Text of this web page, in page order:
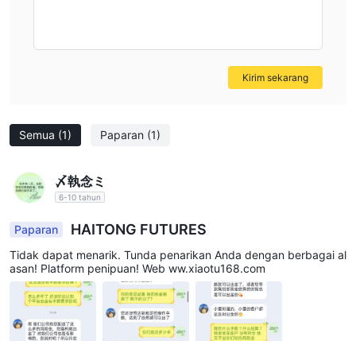
Semua (1) Paparan (1)
〆執念ミ
6-10 tahun
Paparan HAITONG FUTURES
Tidak dapat menarik. Tunda penarikan Anda dengan berbagai al
asan! Platform penipuan! Web ww.xiaotu168.com
Kirim sekarang